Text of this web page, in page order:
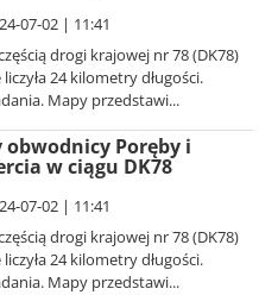
07-02 | 11:41
drogi krajowej nr 78 (DK78)
24 kilometry długości.
Mapy przedstawi...
obwodnicy Poręby i
w ciągu DK78
07-02 | 11:41
drogi krajowej nr 78 (DK78)
24 kilometry długości.
Mapy przedstawi...